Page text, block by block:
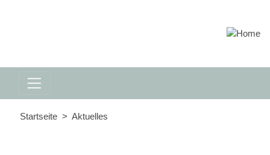
Startseite Aktuelles